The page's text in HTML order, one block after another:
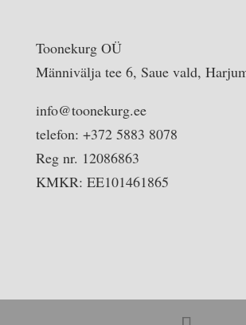
Toonekurg OÜ
Männivälja tee 6, Saue vald,
info@toonekurg.ee
telefon: +372 5883 8078
Reg nr. 12086863
KMKR: EE101461865